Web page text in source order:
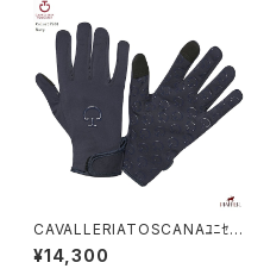
CAVALLERIATOSCANAﾕﾆｾｯ
ｸｽ冬用 CT Gloves GUCT0
8PL019
¥14,300